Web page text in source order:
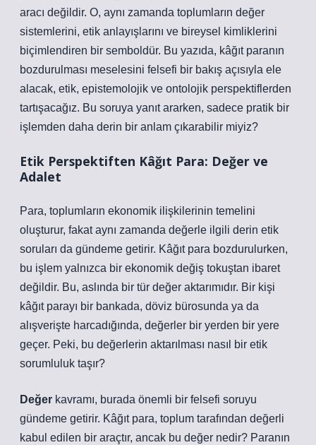
aracı değildir. O, aynı zamanda toplumların değer
sistemlerini, etik anlayışlarını ve bireysel kimliklerini
biçimlendiren bir semboldür. Bu yazıda, kâğıt paranın
bozdurulması meselesini felsefi bir bakış açısıyla ele
alacak, etik, epistemolojik ve ontolojik perspektiflerden
tartışacağız. Bu soruya yanıt ararken, sadece pratik bir
işlemden daha derin bir anlam çıkarabilir miyiz?
Etik Perspektiften Kâğıt Para: Değer ve
Adalet
Para, toplumların ekonomik ilişkilerinin temelini
oluşturur, fakat aynı zamanda değerle ilgili derin etik
soruları da gündeme getirir. Kâğıt para bozdurulurken,
bu işlem yalnızca bir ekonomik değiş tokuştan ibaret
değildir. Bu, aslında bir tür değer aktarımıdır. Bir kişi
kâğıt parayı bir bankada, döviz bürosunda ya da
alışverişte harcadığında, değerler bir yerden bir yere
geçer. Peki, bu değerlerin aktarılması nasıl bir etik
sorumluluk taşır?
Değer kavramı, burada önemli bir felsefi soruyu
gündeme getirir. Kâğıt para, toplum tarafından değerli
kabul edilen bir araçtır, ancak bu değer nedir? Paranın